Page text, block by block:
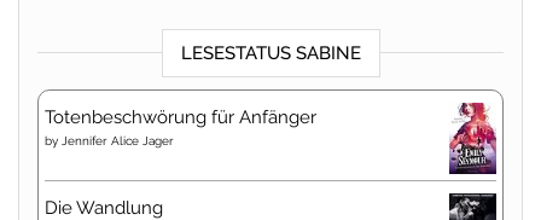
LESESTATUS SABINE
Totenbeschwörung für Anfänger
by Jennifer Alice Jager
Die Wandlung